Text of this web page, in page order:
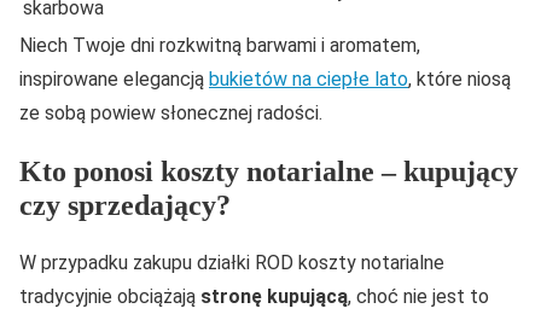
skarbowa
Niech Twoje dni rozkwitną barwami i aromatem,
inspirowane elegancją bukietów na ciepłe lato, które niosą
ze sobą powiew słonecznej radości.
Kto ponosi koszty notarialne – kupujący
czy sprzedający?
W przypadku zakupu działki ROD koszty notarialne
tradycyjnie obciążają stronę kupującą, choć nie jest to